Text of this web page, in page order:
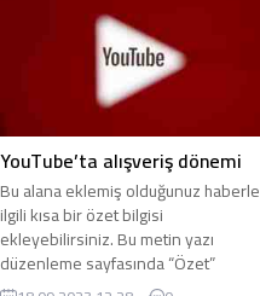
olarak bu şekilde gösterilir,
eklenmemişse bu alan boş kalır.
YouTube’ta alışveriş dönemi
Bu alana eklemiş olduğunuz haberle
ilgili kısa bir özet bilgisi
ekleyebilirsiniz. Bu metin yazı
düzenleme sayfasında “Özet”
bölümünden eklenebilir. Özet